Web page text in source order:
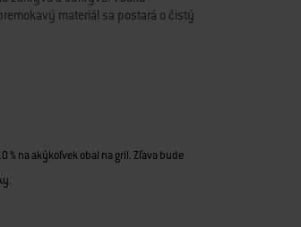
materiál sa postará o čistý
% na akýkoľvek obal na gril. Zľava bude